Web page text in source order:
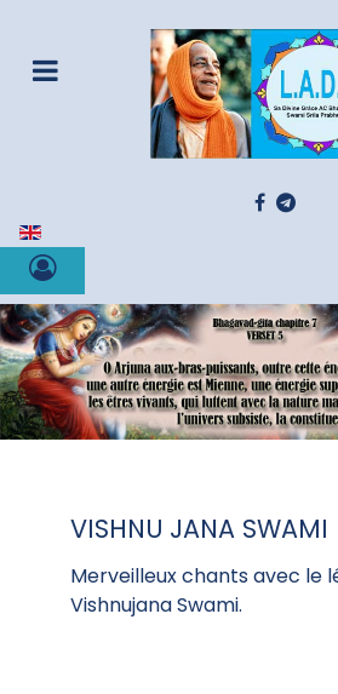
Sélectionnez votre langue
VISHNU JANA SWAMI
Merveilleux chants avec le
Vishnujana Swami.